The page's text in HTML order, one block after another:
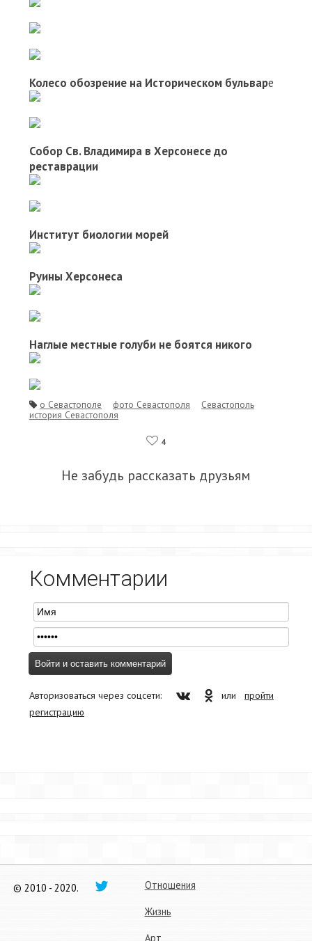
Колесо обозрение на Историческом бульваре
Собор Св. Владимира в Херсонесе до
реставрации
Институт биологии морей
Руины Херсонеса
Наглые местные голуби не боятся никого
о Севастополе фото Севастополя
Севастополь
история Севастополя
4
Не забудь рассказать друзьям
Комментарии
Авторизоваться через соцсети: или пройти
регистрацию
© 2010 - 2020.
Отношения
Жизнь
Арт